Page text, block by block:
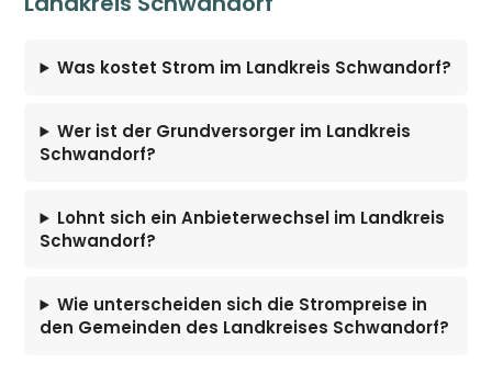
Was kostet Strom im Landkreis Schwandorf?
Wer ist der Grundversorger im Landkreis
Schwandorf?
Lohnt sich ein Anbieterwechsel im Landkreis
Schwandorf?
Wie unterscheiden sich die Strompreise in
den Gemeinden des Landkreises Schwandorf?